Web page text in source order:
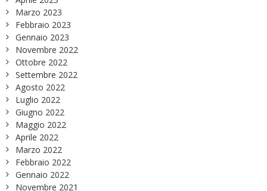
Marzo 2023
Febbraio 2023
Gennaio 2023
Novembre 2022
Ottobre 2022
Settembre 2022
Agosto 2022
Luglio 2022
Giugno 2022
Maggio 2022
Aprile 2022
Marzo 2022
Febbraio 2022
Gennaio 2022
Novembre 2021